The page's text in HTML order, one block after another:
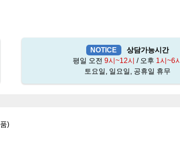
NOTICE
상담가능시간
평일 오전 9시~12시 / 오후 1시~6시
토요일, 일요일, 공휴일 휴무
)